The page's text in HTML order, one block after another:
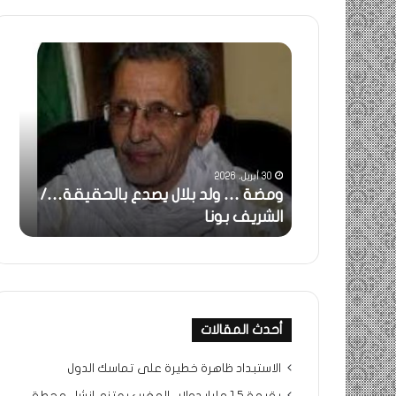
… ولد بلال يصدع بالحقيقة…/
بونا
تحية
تقدير
خاصة
لكم
جميعا…/
الشيخ
الترادخاطرة : تحية تقدير
جميعا…/ الشيخ التراد
أحدث المقالات
الاستبداد ظاهرة خطيرة على تماسك الدول